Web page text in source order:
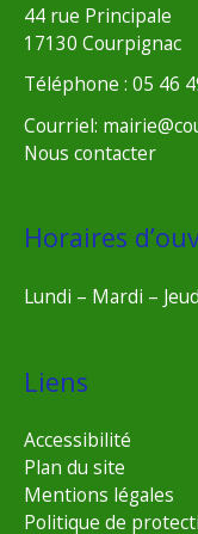
44 rue Principale
17130 Courpignac
Téléphone : 05 46
Courriel:
Nous contacter
Horaires
Lundi – Mardi –
Liens
Accessibilité
Plan du site
Mentions légales
Politique de